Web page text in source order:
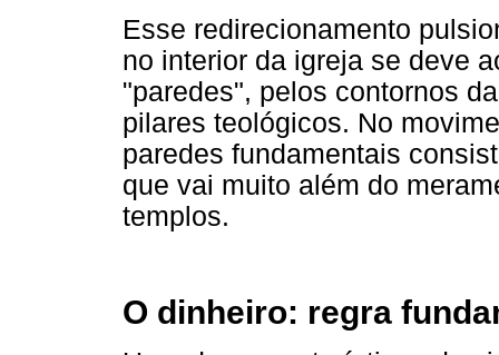
Esse redirecionamento
no interior da igreja se deve
"paredes", pelos contornos
pilares teológicos. No
paredes fundamentais
que vai muito além do
templos.
O dinheiro: regra